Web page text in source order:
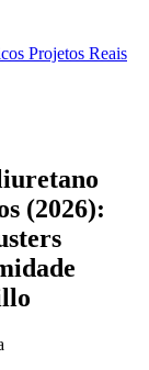
Projetos Reais
(2026):